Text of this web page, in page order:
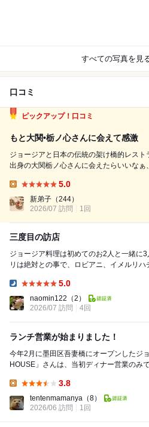
すべての写真を見
口コミ
ピックアップ！口コミ
もと大関•栃ノ心さんに会えて感激
ジョージアと日本の伝統の架け橋的レストラン。 オーナーでジ
出身の大関栃ノ心さんに会えたらいいな
で、静かな話ぶりといい現役時代の豪快な
さ。 店内には力士時代の優勝...
5.0
新弟子 （244）
2026/07 訪問
1回
三度目の訪店
ジョージア料理は初めてのお2人と一緒に3人で伺
リは絶対との事で、ロビアニ、イメルリ
5.0
naomin122 （2）
2026/07 訪問
4回
ランチ営業が始まりました！
今年2月に墨田区吾妻橋にオープンしたジ
HOUSE」さんは、当初ディナー営業のみ
3.8
tentenmamanya （8）
2026/06 訪問
1回